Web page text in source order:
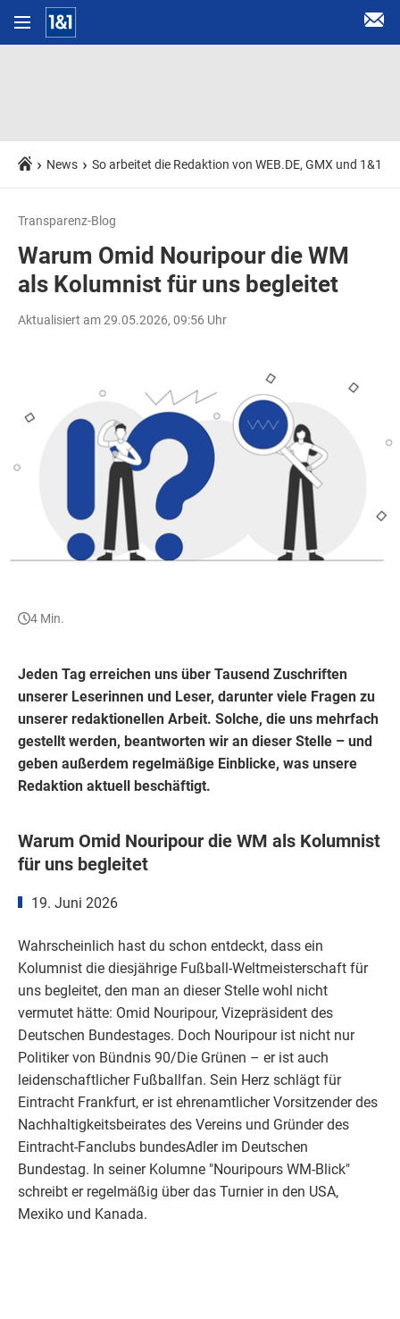
News So arbeitet die Redaktion von WEB.DE, GMX und 1&1
Transparenz-Blog
Warum Omid Nouripour die WM
als Kolumnist für uns begleitet
Aktualisiert am 29.05.2026, 09:56 Uhr
4 Min.
Jeden Tag erreichen uns über Tausend Zuschriften
unserer Leserinnen und Leser, darunter viele Fragen zu
unserer redaktionellen Arbeit. Solche, die uns mehrfach
gestellt werden, beantworten wir an dieser Stelle – und
geben außerdem regelmäßige Einblicke, was unsere
Redaktion aktuell beschäftigt.
Warum Omid Nouripour die WM als Kolumnist
für uns begleitet
19. Juni 2026
Wahrscheinlich hast du schon entdeckt, dass ein
Kolumnist die diesjährige Fußball-Weltmeisterschaft für
uns begleitet, den man an dieser Stelle wohl nicht
vermutet hätte: Omid Nouripour, Vizepräsident des
Deutschen Bundestages. Doch Nouripour ist nicht nur
Politiker von Bündnis 90/Die Grünen – er ist auch
leidenschaftlicher Fußballfan. Sein Herz schlägt für
Eintracht Frankfurt, er ist ehrenamtlicher Vorsitzender des
Nachhaltigkeitsbeirates des Vereins und Gründer des
Eintracht-Fanclubs bundesAdler im Deutschen
Bundestag. In seiner Kolumne "Nouripours WM-Blick"
schreibt er regelmäßig über das Turnier in den USA,
Mexiko und Kanada.